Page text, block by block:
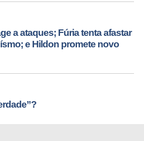
a ataques; Fúria tenta afastar
e Hildon promete novo